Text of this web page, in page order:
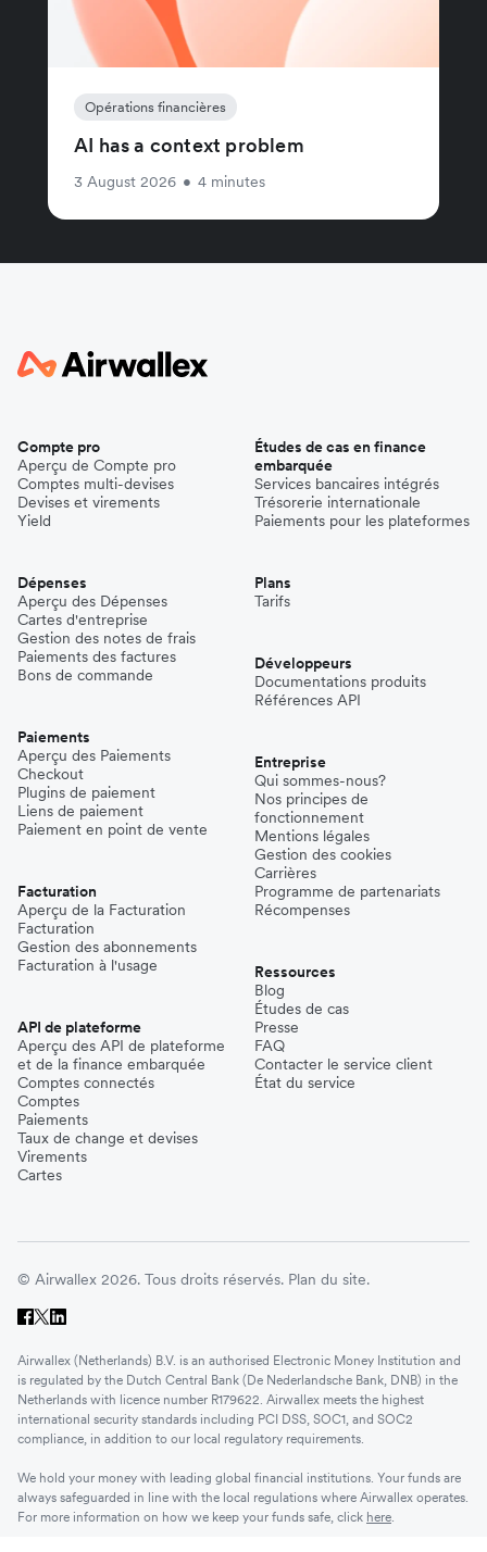
Opérations financières
AI has a context problem
3 August 2026 • 4 minutes
Compte pro
Aperçu de Compte pro
Comptes multi-devises
Devises et virements
Yield
Dépenses
Aperçu des Dépenses
Cartes d'entreprise
Gestion des notes de frais
Paiements des factures
Bons de commande
Paiements
Aperçu des Paiements
Checkout
Plugins de paiement
Liens de paiement
Paiement en point de vente
Facturation
Aperçu de la Facturation
Facturation
Gestion des abonnements
Facturation à l'usage
API de plateforme
Aperçu des API de plateforme
et de la finance embarquée
Comptes connectés
Comptes
Paiements
Taux de change et devises
Virements
Cartes
Études de cas en finance
embarquée
Services bancaires intégrés
Trésorerie internationale
Paiements pour les plateformes
Plans
Tarifs
Développeurs
Documentations produits
Références API
Entreprise
Qui sommes-nous?
Nos principes de
fonctionnement
Mentions légales
Gestion des cookies
Carrières
Programme de partenariats
Récompenses
Ressources
Blog
Études de cas
Presse
FAQ
Contacter le service client
État du service
© Airwallex 2026. Tous droits réservés. Plan du site.
Airwallex (Netherlands) B.V. is an authorised Electronic Money Institution and
is regulated by the Dutch Central Bank (De Nederlandsche Bank, DNB) in the
Netherlands with licence number R179622. Airwallex meets the highest
international security standards including PCI DSS, SOC1, and SOC2
compliance, in addition to our local regulatory requirements.
We hold your money with leading global financial institutions. Your funds are
always safeguarded in line with the local regulations where Airwallex operates.
For more information on how we keep your funds safe, click here